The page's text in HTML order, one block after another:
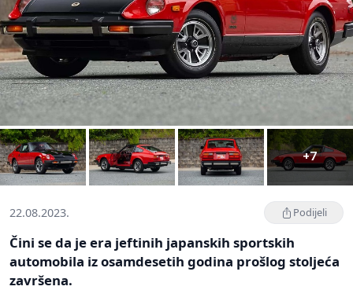
+7
22.08.2023. Podijeli
Čini se da je era jeftinih japanskih sportskih
automobila iz osamdesetih godina prošlog stoljeća
završena.